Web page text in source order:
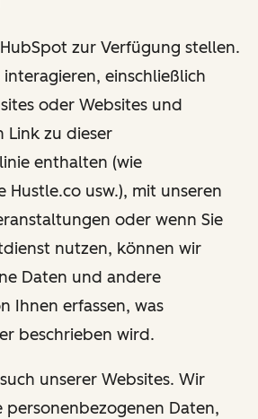
HubSpot zur Verfügung stellen.
einschließlich
oder Websites und
Link zu dieser
enthalten (wie
Hustle.co usw.), mit unseren
oder wenn Sie
nutzen, können wir
Daten und andere
Ihnen erfassen, was
beschrieben wird.
unserer Websites. Wir
personenbezogenen Daten,